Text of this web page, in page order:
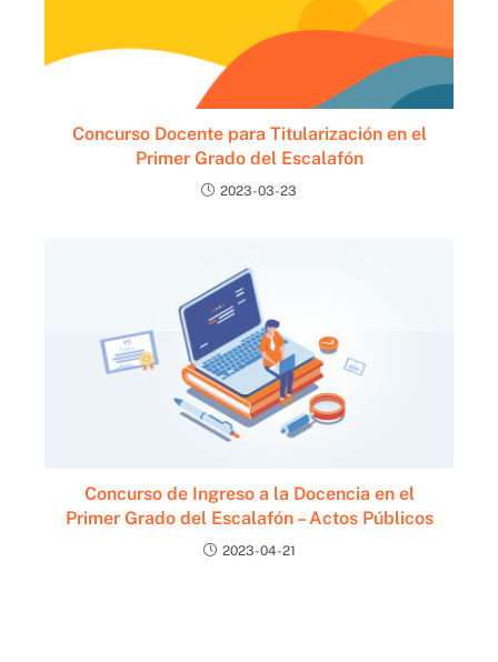
Concurso Docente para Titularización en el
Primer Grado del Escalafón
2023-03-23
Concurso de Ingreso a la Docencia en el
Primer Grado del Escalafón – Actos Públicos
2023-04-21